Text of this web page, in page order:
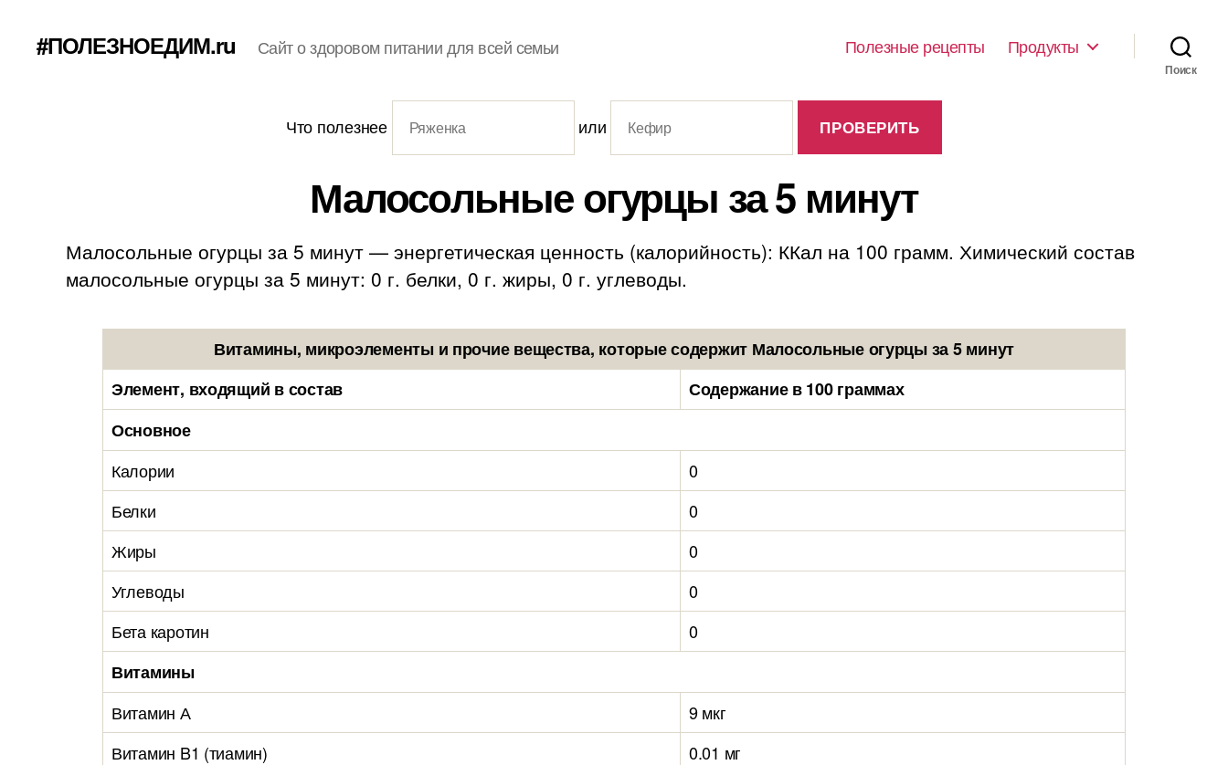
#ПОЛЕЗНОЕДИМ.ru Сайт о здоровом питании для всей семьи Полезные рецепты Продукты
Поиск
Что полезнее или
Малосольные огурцы за 5 минут
Малосольные огурцы за 5 минут — энергетическая ценность (калорийность): ККал на 100 грамм. Химический состав
малосольные огурцы за 5 минут: 0 г. белки, 0 г. жиры, 0 г. углеводы.
Витамины, микроэлементы и прочие вещества, которые содержит Малосольные огурцы за 5 минут
Элемент, входящий в состав
Содержание в 100 граммах
Основное
Калории
0
Белки
0
Жиры
0
Углеводы
0
Бета каротин
0
Витамины
Витамин А
9 мкг
Витамин B1 (тиамин)
0.01 мг